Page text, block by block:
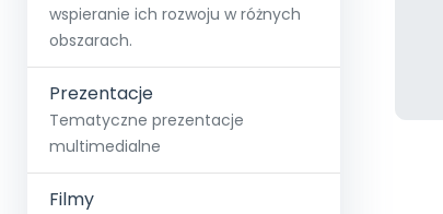
wspieranie ich rozwoju w różnych
obszarach.
Prezentacje
Tematyczne prezentacje
multimedialne
Filmy